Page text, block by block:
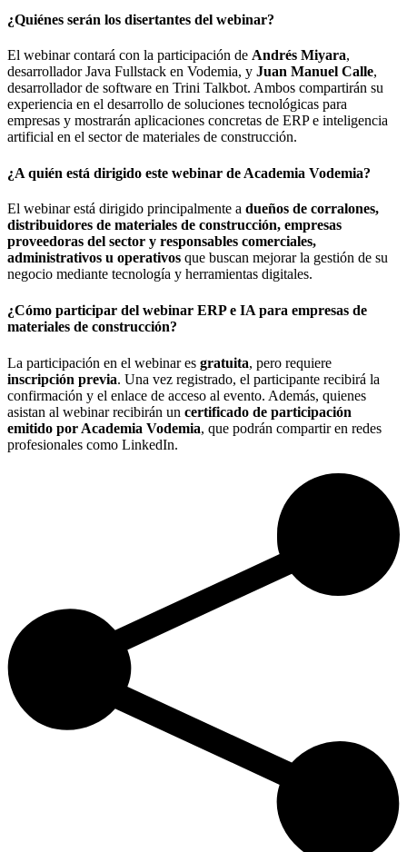
¿Quiénes serán los disertantes del webinar?
El webinar contará con la participación de Andrés Miyara,
desarrollador Java Fullstack en Vodemia, y Juan Manuel Calle,
desarrollador de software en Trini Talkbot. Ambos compartirán su
experiencia en el desarrollo de soluciones tecnológicas para
empresas y mostrarán aplicaciones concretas de ERP e inteligencia
artificial en el sector de materiales de construcción.
¿A quién está dirigido este webinar de Academia Vodemia?
El webinar está dirigido principalmente a dueños de corralones,
distribuidores de materiales de construcción, empresas
proveedoras del sector y responsables comerciales,
administrativos u operativos que buscan mejorar la gestión de su
negocio mediante tecnología y herramientas digitales.
¿Cómo participar del webinar ERP e IA para empresas de
materiales de construcción?
La participación en el webinar es gratuita, pero requiere
inscripción previa. Una vez registrado, el participante recibirá la
confirmación y el enlace de acceso al evento. Además, quienes
asistan al webinar recibirán un certificado de participación
emitido por Academia Vodemia, que podrán compartir en redes
profesionales como LinkedIn.